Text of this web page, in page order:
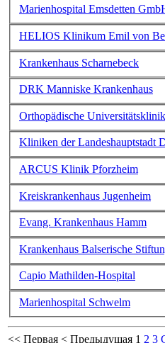
Marienhospital Emsdetten
HELIOS Klinikum Emil von
Krankenhaus Scharnebeck
DRK Manniske Krankenhaus
Orthopädische Universitätsklinik
Kliniken der Landeshauptstadt
ARCUS Klinik Pforzheim
Kreiskrankenhaus Jugenheim
Evang. Krankenhaus Hamm
Krankenhaus Balserische
Capio Mathilden-Hospital
Marienhospital Schwelm
<< Первая < Предыдущая 1 2 3